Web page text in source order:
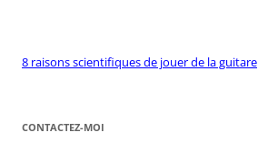
8 raisons scientifiques de jouer de la guitare
CONTACTEZ-MOI